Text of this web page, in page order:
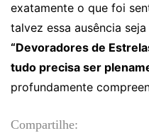
exatamente o que foi
talvez essa ausência
“Devoradores de
tudo precisa ser
profundamente
Compartilhe: